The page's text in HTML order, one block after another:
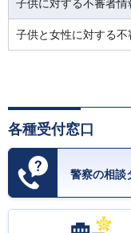
子供に対する不審者情
子供と女性に対する
各種受付窓口
警察の相談